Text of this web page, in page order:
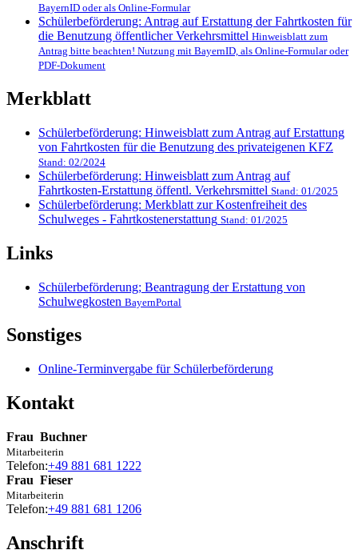
BayernID oder als Online-Formular
Schülerbeförderung: Antrag auf Erstattung der Fahrtkosten für
die Benutzung öffentlicher Verkehrsmittel Hinweisblatt zum
Antrag bitte beachten! Nutzung mit BayernID, als Online-Formular oder
PDF-Dokument
Merkblatt
Schülerbeförderung: Hinweisblatt zum Antrag auf Erstattung
von Fahrtkosten für die Benutzung des privateigenen KFZ
Stand: 02/2024
Schülerbeförderung: Hinweisblatt zum Antrag auf
Fahrtkosten-Erstattung öffentl. Verkehrsmittel Stand: 01/2025
Schülerbeförderung: Merkblatt zur Kostenfreiheit des
Schulweges - Fahrtkostenerstattung Stand: 01/2025
Links
Schülerbeförderung; Beantragung der Erstattung von
Schulwegkosten BayernPortal
Sonstiges
Online-Terminvergabe für Schülerbeförderung
Kontakt
Frau Buchner
Mitarbeiterin
Telefon:+49 881 681 1222
Frau Fieser
Mitarbeiterin
Telefon:+49 881 681 1206
Anschrift